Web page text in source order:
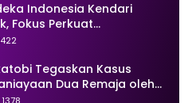
Indonesia Kendari
Fokus Perkuat
Tegaskan Kasus
Dua Remaja oleh
Secara